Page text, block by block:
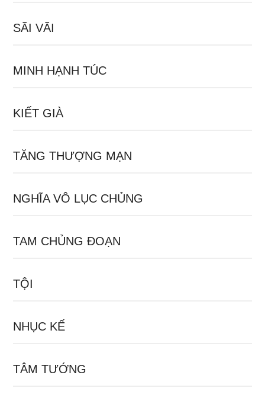
SÃI VÃI
MINH HẠNH TÚC
KIẾT GIÀ
TĂNG THƯỢNG MẠN
NGHĨA VÔ LỤC CHỦNG
TAM CHỦNG ĐOẠN
TỘI
NHỤC KẾ
TÂM TƯỚNG